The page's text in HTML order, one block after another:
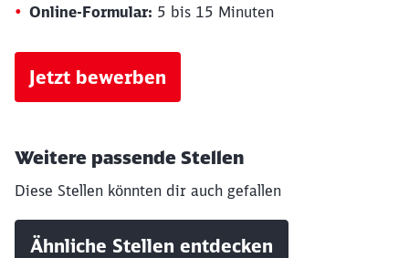
Online-Formular: 5 bis 15 Minuten
Jetzt bewerben
Weitere passende Stellen
Diese Stellen könnten dir auch gefallen
Ähnliche Stellen entdecken